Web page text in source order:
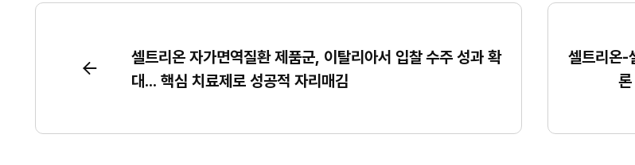
셀트리온 자가면역질환 제품군, 이탈리아서 입찰 수주 성과 확
대... 핵심 치료제로 성공적 자리매김
셀트리온-